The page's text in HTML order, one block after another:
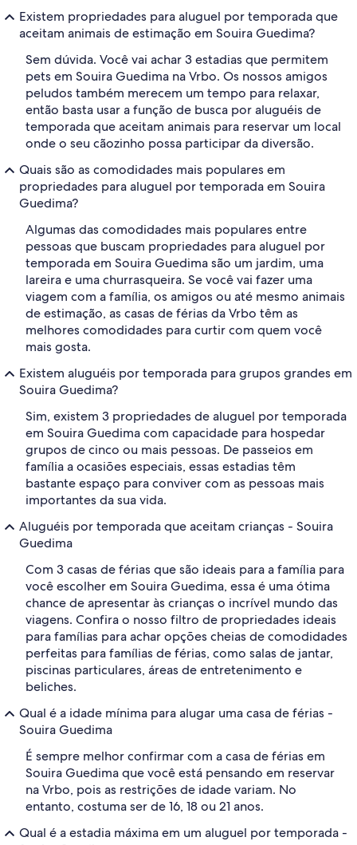
Existem propriedades para aluguel por temporada que
aceitam animais de estimação em Souira Guedima?
Sem dúvida. Você vai achar 3 estadias que permitem
pets em Souira Guedima na Vrbo. Os nossos amigos
peludos também merecem um tempo para relaxar,
então basta usar a função de busca por aluguéis de
temporada que aceitam animais para reservar um local
onde o seu cãozinho possa participar da diversão.
Quais são as comodidades mais populares em
propriedades para aluguel por temporada em Souira
Guedima?
Algumas das comodidades mais populares entre
pessoas que buscam propriedades para aluguel por
temporada em Souira Guedima são um jardim, uma
lareira e uma churrasqueira. Se você vai fazer uma
viagem com a família, os amigos ou até mesmo animais
de estimação, as casas de férias da Vrbo têm as
melhores comodidades para curtir com quem você
mais gosta.
Existem aluguéis por temporada para grupos grandes em
Souira Guedima?
Sim, existem 3 propriedades de aluguel por temporada
em Souira Guedima com capacidade para hospedar
grupos de cinco ou mais pessoas. De passeios em
família a ocasiões especiais, essas estadias têm
bastante espaço para conviver com as pessoas mais
importantes da sua vida.
Aluguéis por temporada que aceitam crianças - Souira
Guedima
Com 3 casas de férias que são ideais para a família para
você escolher em Souira Guedima, essa é uma ótima
chance de apresentar às crianças o incrível mundo das
viagens. Confira o nosso filtro de propriedades ideais
para famílias para achar opções cheias de comodidades
perfeitas para famílias de férias, como salas de jantar,
piscinas particulares, áreas de entretenimento e
beliches.
Qual é a idade mínima para alugar uma casa de férias -
Souira Guedima
É sempre melhor confirmar com a casa de férias em
Souira Guedima que você está pensando em reservar
na Vrbo, pois as restrições de idade variam. No
entanto, costuma ser de 16, 18 ou 21 anos.
Qual é a estadia máxima em um aluguel por temporada -